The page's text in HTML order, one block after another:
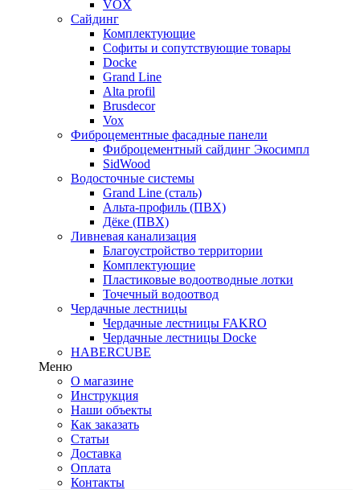
VOX
Сайдинг
Комплектующие
Софиты и сопутствующие товары
Docke
Grand Line
Alta profil
Brusdecor
Vox
Фиброцементные фасадные панели
Фиброцементный сайдинг Экосимпл
SidWood
Водосточные системы
Grand Line (сталь)
Альта-профиль (ПВХ)
Дёке (ПВХ)
Ливневая канализация
Благоустройство территории
Комплектующие
Пластиковые водоотводные лотки
Точечный водоотвод
Чердачные лестницы
Чердачные лестницы FAKRO
Чердачные лестницы Docke
HABERCUBE
Меню
О магазине
Инструкция
Наши объекты
Как заказать
Статьи
Доставка
Оплата
Контакты